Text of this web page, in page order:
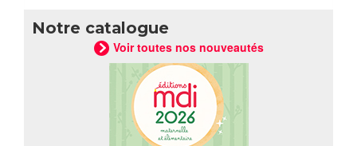
Notre catalogue
Voir toutes nos nouveautés